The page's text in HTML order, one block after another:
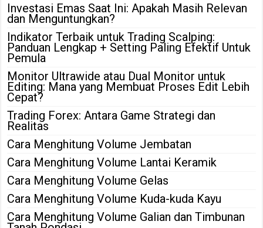
Investasi Emas Saat Ini: Apakah Masih Relevan
dan Menguntungkan?
Indikator Terbaik untuk Trading Scalping:
Panduan Lengkap + Setting Paling Efektif Untuk
Pemula
Monitor Ultrawide atau Dual Monitor untuk
Editing: Mana yang Membuat Proses Edit Lebih
Cepat?
Trading Forex: Antara Game Strategi dan
Realitas
Cara Menghitung Volume Jembatan
Cara Menghitung Volume Lantai Keramik
Cara Menghitung Volume Gelas
Cara Menghitung Volume Kuda-kuda Kayu
Cara Menghitung Volume Galian dan Timbunan